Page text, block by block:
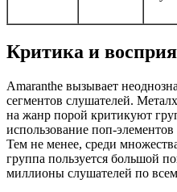
Критика и
Amaranthe вызывает
сегментов слушателей.
на жанр порой критикуют
использование поп-
Тем не менее, среди
группа пользуется большой
миллионы слушателей по